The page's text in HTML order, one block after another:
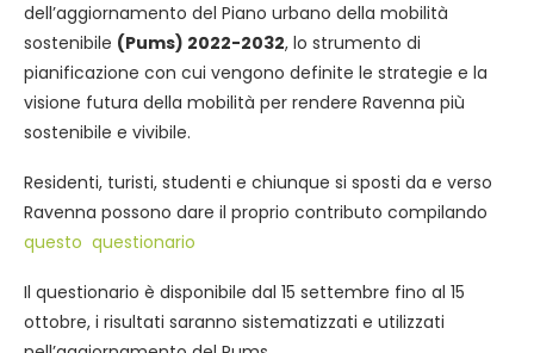
dell’aggiornamento del Piano urbano della mobilità
sostenibile (Pums) 2022-2032, lo strumento di
pianificazione con cui vengono definite le strategie e la
visione futura della mobilità per rendere Ravenna più
sostenibile e vivibile.
Residenti, turisti, studenti e chiunque si sposti da e verso
Ravenna possono dare il proprio contributo compilando
questo questionario
Il questionario è disponibile dal 15 settembre fino al 15
ottobre, i risultati saranno sistematizzati e utilizzati